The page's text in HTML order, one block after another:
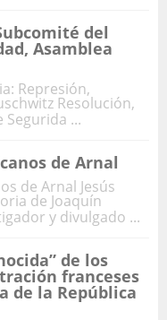
del
Asamblea
Represión,
Resolución,
Segurida ...
de Arnal
de Arnal Jesús
de Joaquín
y divulgado ...
de los
franceses
de la República